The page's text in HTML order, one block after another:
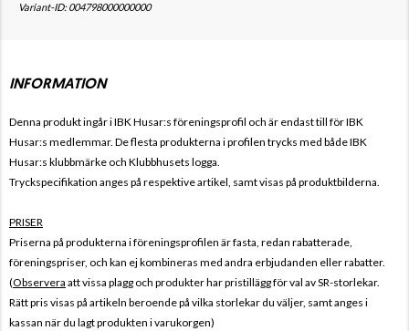
Variant-ID: 004798000000000
INFORMATION
Denna produkt ingår i IBK Husar:s föreningsprofil och är endast till förIBK
Husar:s medlemmar. De flesta produkterna i profilen trycks med bådeIBK
Husar:s klubbmärke och Klubbhusets logga.
Tryckspecifikation anges på respektive artikel, samt visas på produktbilderna.
PRISER
Priserna på produkterna i föreningsprofilen är fasta, redan rabatterade,
föreningspriser, och kan ej kombineras med andra erbjudanden eller rabatter.
(Observera att vissa plagg och produkter har pristillägg för val av SR-storlekar.
Rätt pris visas på artikeln beroende på vilka storlekar du väljer, samt anges i
kassan när du lagt produkten i varukorgen)